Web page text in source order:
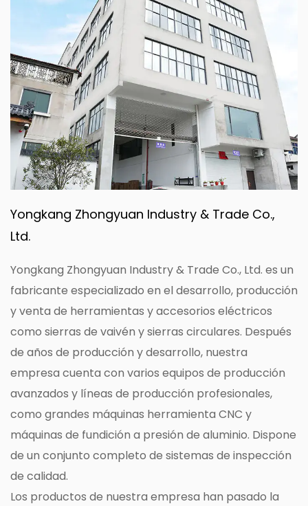
Yongkang Zhongyuan Industry & Trade Co.,
Ltd.
Yongkang Zhongyuan Industry & Trade Co., Ltd. es un
fabricante especializado en el desarrollo, producción
y venta de herramientas y accesorios eléctricos
como sierras de vaivén y sierras circulares. Después
de años de producción y desarrollo, nuestra
empresa cuenta con varios equipos de producción
avanzados y líneas de producción profesionales,
como grandes máquinas herramienta CNC y
máquinas de fundición a presión de aluminio. Dispone
de un conjunto completo de sistemas de inspección
de calidad.
Los productos de nuestra empresa han pasado la